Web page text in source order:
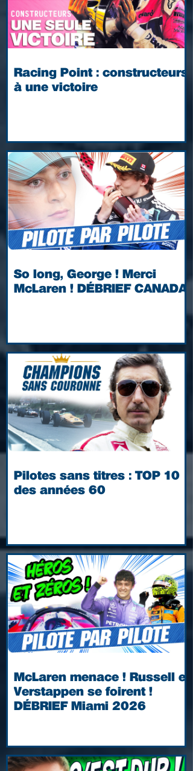
Racing Point : constructeurs
à une victoire
So long, George ! Merci
McLaren ! DÉBRIEF CANADA
Pilotes sans titres : TOP 10
des années 60
McLaren menace ! Russell et
Verstappen se foirent !
DÉBRIEF Miami 2026